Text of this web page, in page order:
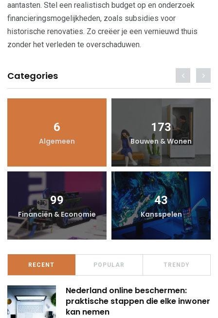
aantasten. Stel een realistisch budget op en onderzoek
financieringsmogelijkheden, zoals subsidies voor
historische renovaties. Zo creëer je een vernieuwd thuis
zonder het verleden te overschaduwen.
Categories
6
Algemeen
173
Bouwen & Wonen
99
Financiën & Economie
43
Kansspelen
RECENT POPULAR TRENDY
Nederland online beschermen:
praktische stappen die elke inwoner
kan nemen